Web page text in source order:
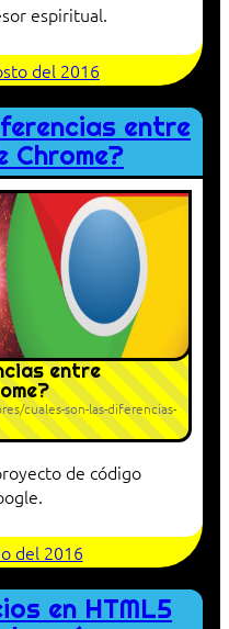
espiritual.
del 2016
entre
Chrome?
entre
cuales-son-las-diferencias-
de código
del 2016
en HTML5